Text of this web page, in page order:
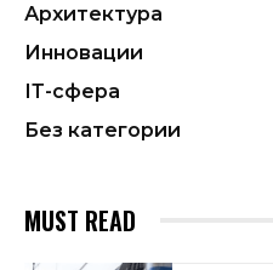
Архитектура
Инновации
ІТ-сфера
Без категории
MUST READ